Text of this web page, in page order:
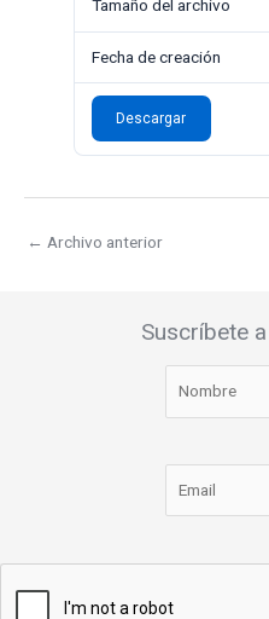
Tamaño del archivo
Fecha de creación
Descargar
← Archivo anterior
Suscríbete